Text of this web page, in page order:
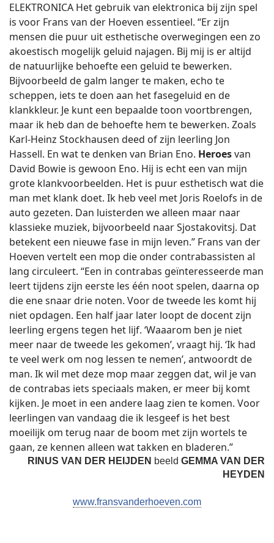
ELEKTRONICA Het gebruik van elektronica bij zijn spel
is voor Frans van der Hoeven essentieel. “Er zijn
mensen die puur uit esthetische overwegingen een zo
akoestisch mogelijk geluid najagen. Bij mij is er altijd
de natuurlijke behoefte een geluid te bewerken.
Bijvoorbeeld de galm langer te maken, echo te
scheppen, iets te doen aan het fasegeluid en de
klankkleur. Je kunt een bepaalde toon voortbrengen,
maar ik heb dan de behoefte hem te bewerken. Zoals
Karl-Heinz Stockhausen deed of zijn leerling Jon
Hassell. En wat te denken van Brian Eno. Heroesvan
David Bowie is gewoon Eno. Hij is echt een van mijn
grote klankvoorbeelden. Het is puur esthetisch wat die
man met klank doet. Ik heb veel met Joris Roelofs in de
auto gezeten. Dan luisterden we alleen maar naar
klassieke muziek, bijvoorbeeld naar Sjostakovitsj. Dat
betekent een nieuwe fase in mijn leven.” Frans van der
Hoeven vertelt een mop die onder contrabassisten al
lang circuleert. “Een in contrabas geïnteresseerde man
leert tijdens zijn eerste les één noot spelen, daarna op
die ene snaar drie noten. Voor de tweede les komt hij
niet opdagen. Een half jaar later loopt de docent zijn
leerling ergens tegen het lijf. ‘Waaarom ben je niet
meer naar de tweede les gekomen’, vraagt hij. ‘Ik had
te veel werk om nog lessen te nemen’, antwoordt de
man. Ik wil met deze mop maar zeggen dat, wil je van
de contrabas iets speciaals maken, er meer bij komt
kijken. Je moet in een andere laag zien te komen. Voor
leerlingen van vandaag die ik lesgeef is het best
moeilijk om terug naar de boom met zijn wortels te
gaan, ze kennen alleen wat takken en bladeren.”
RINUS VAN DER HEIJDEN beeld GEMMA VAN DER
HEYDEN
www.fransvanderhoeven.com